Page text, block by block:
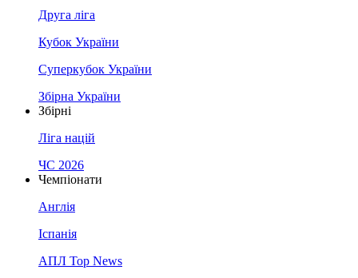
Друга ліга
Кубок України
Суперкубок України
Збірна України
Збірні
Ліга націй
ЧС 2026
Чемпіонати
Англія
Іспанія
АПЛ Top News